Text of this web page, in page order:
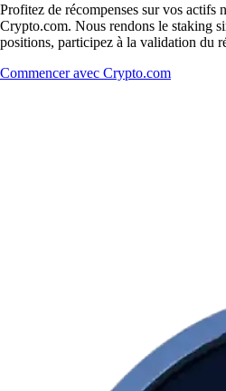
Profitez de récompenses sur vos actifs
Crypto.com. Nous rendons le staking
positions, participez à la validation du
Commencer avec Crypto.com